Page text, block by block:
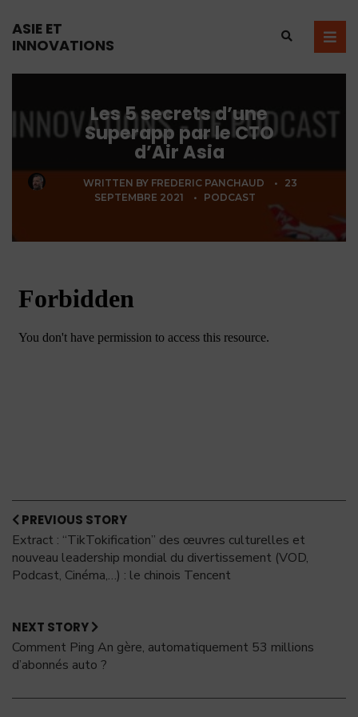
ASIE ET
INNOVATIONS
Les 5 secrets d’une
Superapp par le CTO
d’Air Asia
WRITTEN BY FREDERIC PANCHAUD •
23
SEPTEMBRE 2021
• PODCAST
PREVIOUS STORY
Extract : “TikTokification” des œuvres culturelles et
nouveau leadership mondial du divertissement (VOD,
Podcast, Cinéma,…) : le chinois Tencent
NEXT STORY
Comment Ping An gère, automatiquement 53 millions
d’abonnés auto ?